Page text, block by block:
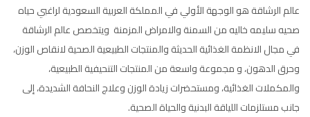
عالم الرشاقة هو الوجهة الأولي في المملكة العربية السعودية لراغبي حياه
صحيه سليمه خاليه من السمنة والامراض المزمنة ويتخصص عالم الرشاقة
في مجال الانظمة الغذائية الحديثة والمنتجات الطبيعية الصحية لانقاص الوزن،
وحرق الدهون، و مجموعة واسعة من المنتجات التنحيفية الطبيعية،
والمكملات الغذائية، ومستحضرات زيادة الوزن وعلاج النحافة الشديدة، إلى
جانب مستلزمات اللياقة البدنية والحياة الصحية.